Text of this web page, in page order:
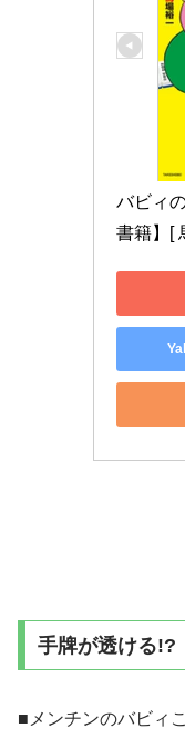
バビィ
書籍】[
手牌が透ける
■メンチンのバビィ